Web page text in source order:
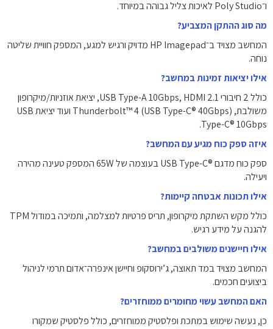
ו־Poly Studio לאיכות צליל גבוהה במיוחד.
מה סוג ההתקן המצביע?
המחשב מצויד ב־HP Imagepad מדויק ורגיש למגע, המספק חוויית שליטה
נוחה.
אילו יציאות זמינות במחשב?
כולל ‎2‎ חיבורי USB Type-A ‎10Gbps‎, ‎HDMI 2.1‎, יציאת אוזניות/מיקרופון
משולבת, ‎Thunderbolt™ 4‎ ‎(USB Type-C® 40Gbps)‎ ועוד יציאת ‎USB
Type-C® 10Gbps‎.
איזה ספק כוח מגיע עם המחשב?
ספק כוח מדגם ‎USB Type-C®‎ בעוצמה של ‎65W‎ המספק טעינה מהירה
ויעילה.
אילו תכונות אבטחה קיימות?
כולל מקש השתקת מיקרופון, תריס פרטיות למצלמה, ותמיכה במודול TPM
להגנה על מידע רגיש.
אילו חיישנים משולבים במחשב?
המחשב מצויד במד תאוצה, ג’ירוסקופ וחיישן אינפרה־אדום תרמי לניהול
ביצועים חכמים.
האם המחשב עשוי מחומרים ממוחזרים?
כן, נעשה שימוש במתכת ופלסטיק ממוחזרים, כולל פלסטיק שמקורו